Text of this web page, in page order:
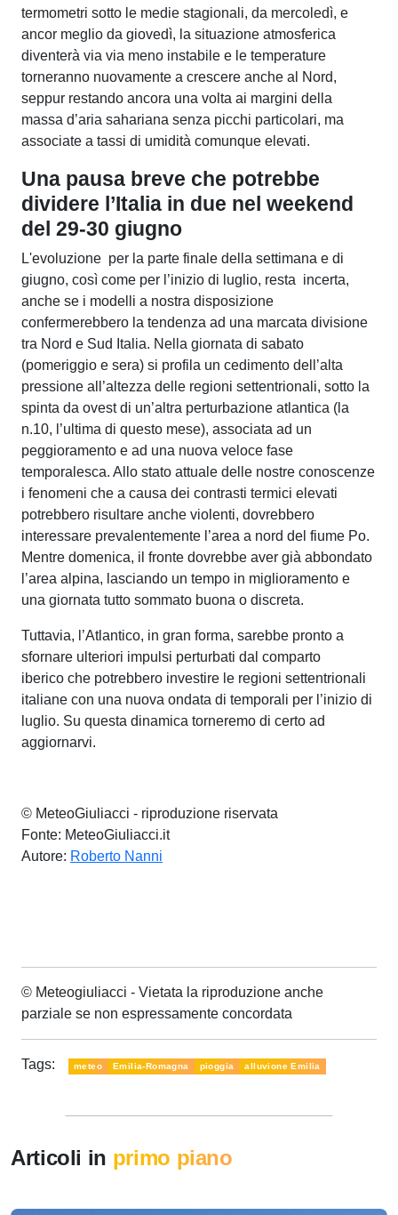
termometri sotto le medie stagionali, da mercoledì, e
ancor meglio da giovedì, la situazione atmosferica
diventerà via via meno instabile e le temperature
torneranno nuovamente a crescere anche al Nord,
seppur restando ancora una volta ai margini della
massa d’aria sahariana senza picchi particolari, ma
associate a tassi di umidità comunque elevati.
Una pausa breve che potrebbe
dividere l’Italia in due nel weekend
del 29-30 giugno
L'evoluzione per la parte finale della settimana e di
giugno, così come per l’inizio di luglio, resta incerta,
anche se i modelli a nostra disposizione
confermerebbero la tendenza ad una marcata divisione
tra Nord e Sud Italia. Nella giornata di sabato
(pomeriggio e sera) si profila un cedimento dell’alta
pressione all’altezza delle regioni settentrionali, sotto la
spinta da ovest di un’altra perturbazione atlantica (la
n.10, l’ultima di questo mese), associata ad un
peggioramento e ad una nuova veloce fase
temporalesca. Allo stato attuale delle nostre conoscenze
i fenomeni che a causa dei contrasti termici elevati
potrebbero risultare anche violenti, dovrebbero
interessare prevalentemente l’area a nord del fiume Po.
Mentre domenica, il fronte dovrebbe aver già abbondato
l’area alpina, lasciando un tempo in miglioramento e
una giornata tutto sommato buona o discreta.
Tuttavia, l’Atlantico, in gran forma, sarebbe pronto a
sfornare ulteriori impulsi perturbati dal comparto
iberico che potrebbero investire le regioni settentrionali
italiane con una nuova ondata di temporali per l’inizio di
luglio. Su questa dinamica torneremo di certo ad
aggiornarvi.
© MeteoGiuliacci - riproduzione riservata
Fonte: MeteoGiuliacci.it
Autore: Roberto Nanni
© Meteogiuliacci - Vietata la riproduzione anche
parziale se non espressamente concordata
Tags: meteo Emilia-Romagna pioggia alluvione Emilia
Articoli in primo piano